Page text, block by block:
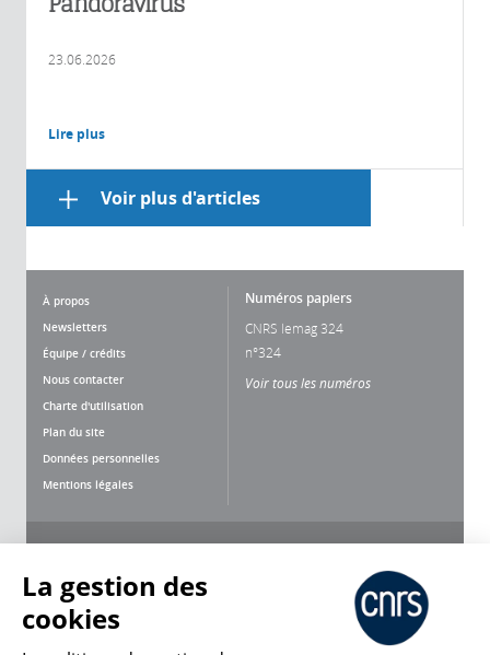
23.06.2026
Lire plus
Voir plus d'articles
À propos
Newsletters
Équipe / crédits
Nous contacter
Charte d'utilisation
Plan du site
Données personnelles
Mentions légales
Numéros papiers
CNRS lemag 324
n°324
Voir tous les numéros
Nous suivre Partager
La gestion des
cookies